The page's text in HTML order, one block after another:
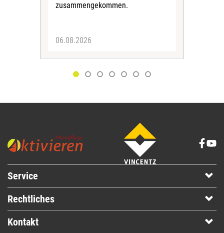
zusammengekommen.
06.08.2026
Service
Rechtliches
Kontakt